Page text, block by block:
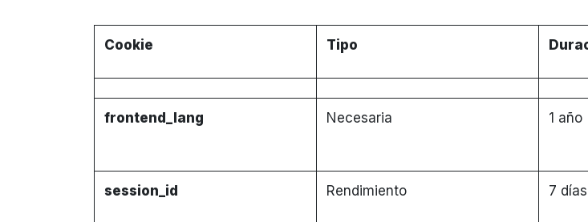
Cookie Tipo
frontend_lang Necesaria 1 año
session_id Rendimiento 7 días